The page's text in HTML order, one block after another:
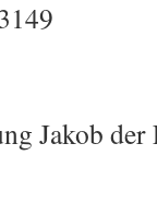
Jakob der